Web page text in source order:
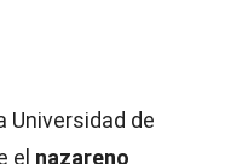
Universidad de
el nazareno